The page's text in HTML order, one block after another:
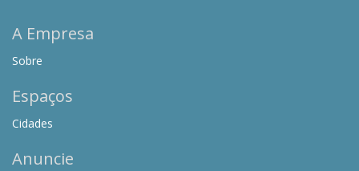
A Empresa
Sobre
Espaços
Cidades
Anuncie